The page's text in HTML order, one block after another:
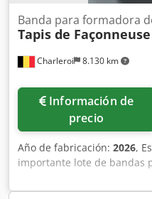
Charleroi 8.130 km
Banda para formadora
Tapis de Façonneuse
Información de
precio
Año de fabricación: 2026,
importante lote de bandas
Marcas disponibles: -
TENOR/TREGOR -